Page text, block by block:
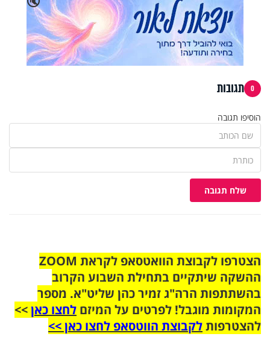
0 תגובות
הוסיפו תגובה
שלח תגובה
הצטרפו לקבוצת הוואטסאפ לקראת ZOOM
ההשקה שיתקיים בתחילת השבוע הקרוב
בהשתתפות הרה"ג זמיר כהן שליט"א. מספר
המקומות מוגבל! לפרטים על המיזם לחצו כאן>>
להצטרפותלקבוצת הווטסאפ לחצו כאן >>